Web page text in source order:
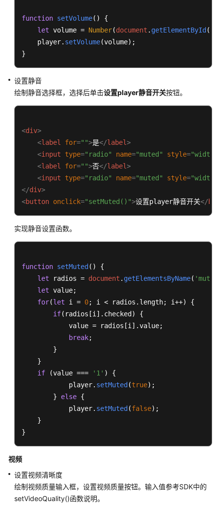
function setVolume( ) {
let volume = Number(document . getElementById (
    player.
setVolume(volume);
}
设置静音
绘制静音选择框，选择后单击设置player静音开关按钮。
<div>
<label for="">是</label>
<input type="radio" name="muted" style=
<label for="">否</label>
<input type="radio" name="muted" style=
</div>
<button onclick="setMuted()">设置player静音开关</
实现静音设置函数。
function setMuted ( ) {
let radios = document . getElementsByName(
let value;
for(let i = 0; i < radios. length; i++) {
if(radios[i]. checked ) {
            value = radios[i].
value;
break;
        }
    }
if (value === '1' ) {
            player.
setMuted (true);
        }
else {
            player.
setMuted (false);
    }
}
视频
设置视频清晰度
绘制视频质量输入框，设置视频质量按钮。输入值参考SDK中的
setVideoQuality()函数说明。